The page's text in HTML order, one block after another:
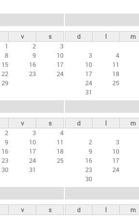
r
c
v
s
1
2
3
8 9
10
15 16
17
22 23
24
29
d l m
3
4
10
11
17
18
24
25
31
v
s
2 3
4
9 10
11
16 17
18
23 24
25
30 31
d l m
2
3
9
10
16
17
23
24
30
v
s
d l m